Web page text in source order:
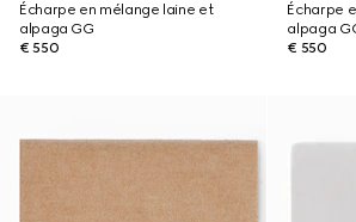
Écharpe en mélange laine et
alpaga GG
€ 550
Écharpe
alpaga
€ 550